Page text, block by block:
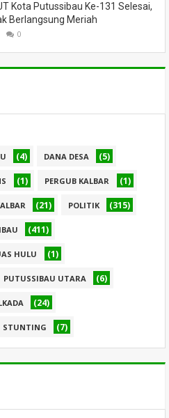
Kota Putussibau Ke-131 Selesai,
Berlangsung Meriah
0
(4) DANA DESA (5)
(1) PERGUB KALBAR (1)
(21) POLITIK (315)
(411)
HULU (1)
PUTUSSIBAU UTARA (6)
(24)
STUNTING (7)